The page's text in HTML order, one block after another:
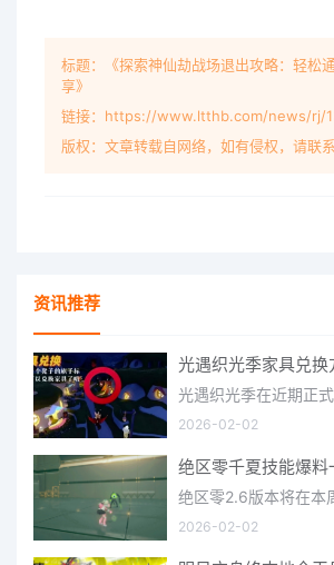
标题：《探索神仙劫战场退出攻略：轻松
享》
链接：https://www.ltthb.com/news/rj/
版权：文章转载自网络，如有侵权，请联系
资讯推荐
光遇织光季家具兑换
2026-02-02
绝区零千夏技能爆料
2026-02-02